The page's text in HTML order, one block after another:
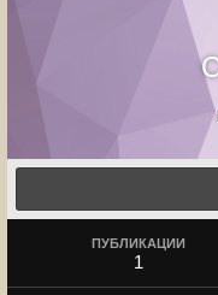
ПУБЛИКАЦИИ
1